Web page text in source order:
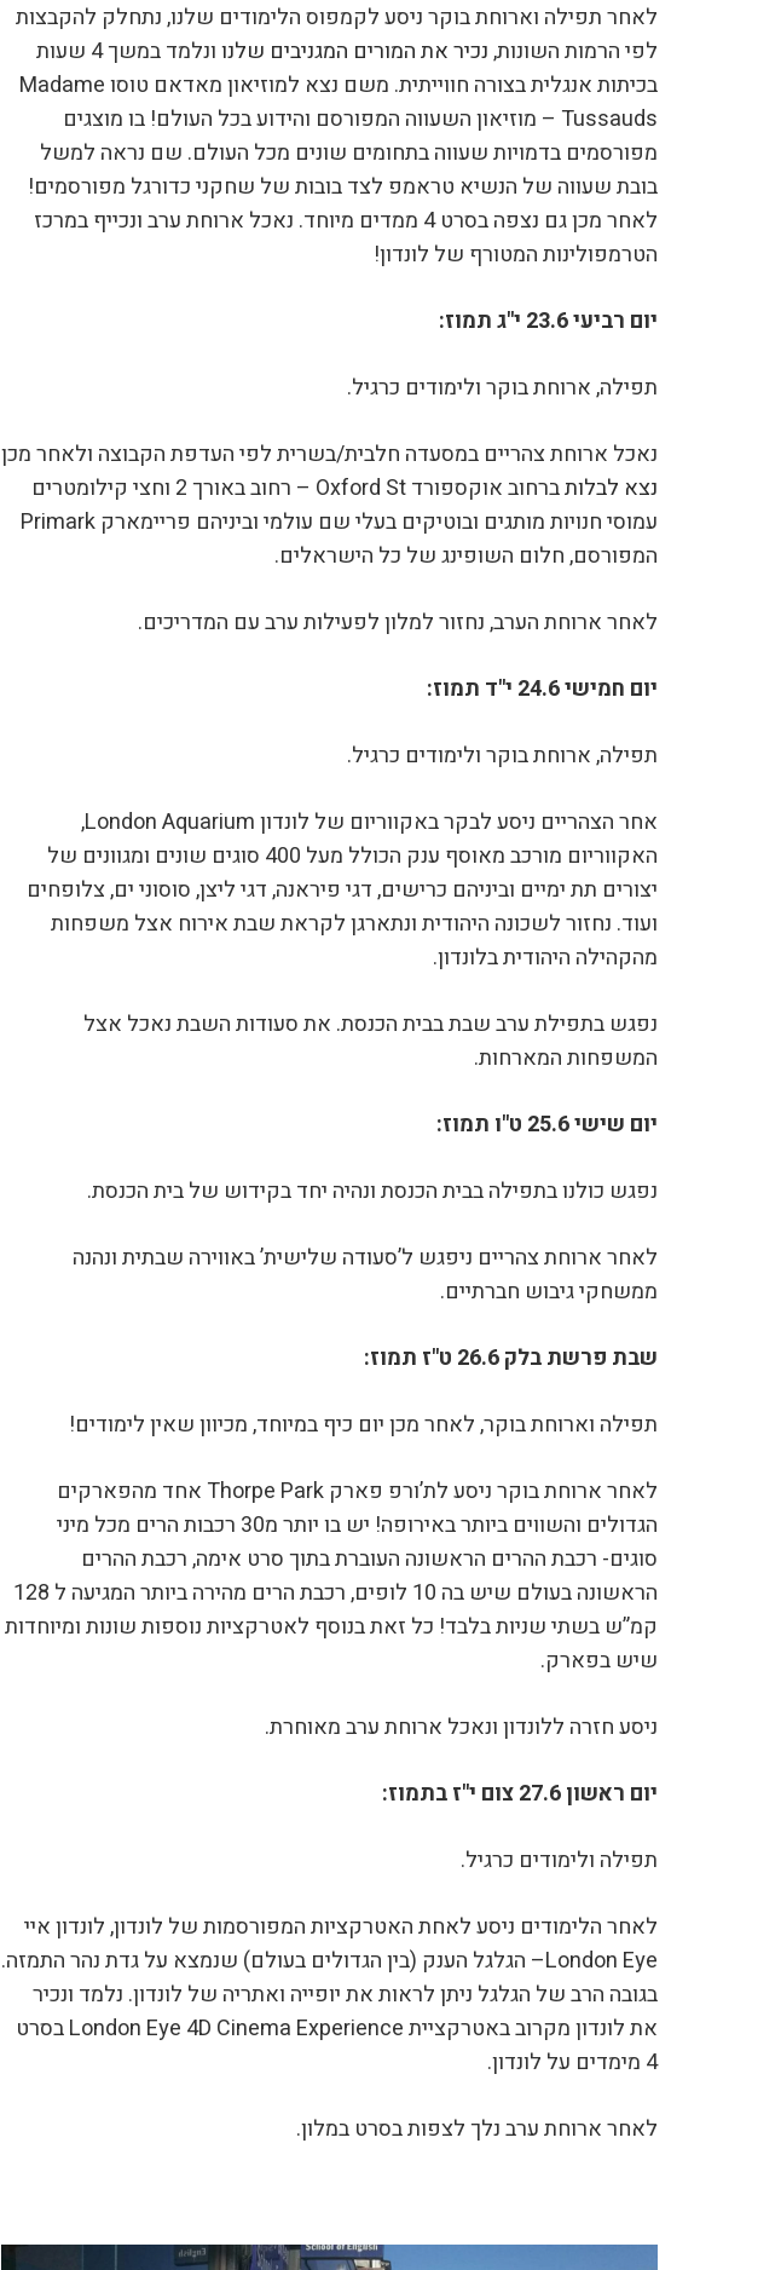
לאחר תפילה וארוחת בוקר ניסע לקמפוס הלימודים שלנו, נתחלק להקבצות
לפי הרמות השונות,נכיר את המורים המגניבים שלנו
ונלמד במשך 4 שעות
בכיתות אנגלית בצורה חווייתית. משם נצא למוזיאון מאדאם טוסו Madame
Tussauds – מוזיאון השעווה המפורסם והידוע בכל העולם! בו מוצגים
מפורסמים בדמויות שעווה בתחומים שונים מכל העולם. שם נראה למשל
בובת שעווה של הנשיא טראמפ לצד בובות של שחקני כדורגל מפורסמים!
לאחר מכן גם נצפה בסרט 4 ממדים מיוחד. נאכל ארוחת ערב ונכייף במרכז
הטרמפולינות המטורף של לונדון!
יום רביעי 23.6 י"ג תמוז:
תפילה, ארוחת בוקר ולימודים כרגיל.
נאכל ארוחת צהריים במסעדה חלבית/בשרית לפי העדפת הקבוצה ולאחר מכן
נצא לבלות
ברחוב אוקספורד Oxford St – רחוב באורך 2 וחצי קילומטרים
עמוסי חנויות מותגים ובוטיקים בעלי שם עולמי וביניהם פריימארק Primark
המפורסם, חלום השופינג של כל הישראלים.
לאחר ארוחת הערב, נחזור למלון לפעילות ערב עם המדריכים.
יום חמישי 24.6 י"ד תמוז:
תפילה, ארוחת בוקר ולימודים כרגיל.
אחר הצהריים ניסע לבקר באקווריום של לונדון London Aquarium,
האקווריום מורכב מאוסף ענק הכולל מעל 400 סוגים שונים ומגוונים של
יצורים תת ימיים וביניהם כרישים, דגי פיראנה, דגי ליצן, סוסוני ים, צלופחים
ועוד. נחזור לשכונה היהודית ונתארגן לקראת שבת אירוח אצל משפחות
מהקהילה היהודית בלונדון.
נפגש בתפילת ערב שבת בבית הכנסת. את סעודות השבת נאכל אצל
המשפחות המארחות.
יום שישי 25.6 ט"ו תמוז:
נפגש כולנו בתפילה בבית הכנסת ונהיה יחד בקידוש של בית הכנסת.
לאחר ארוחת צהריים ניפגש ל’סעודה שלישית’ באווירה שבתית ונהנה
ממשחקי גיבוש חברתיים.
שבת פרשת בלק 26.6 ט"ז תמוז:
תפילה וארוחת בוקר, לאחר מכן יום כיף במיוחד, מכיוון שאין לימודים!
לאחר ארוחת בוקר ניסע לת’ורפ פארק Thorpe Park אחד מהפארקים
הגדולים והשווים ביותר באירופה! יש בו יותר מ30 רכבות הרים מכל מיני
סוגים- רכבת ההרים הראשונה העוברת בתוך סרט אימה, רכבת ההרים
הראשונה בעולם שיש בה 10 לופים, רכבת הרים מהירה ביותר המגיעה ל 128
קמ”ש בשתי שניות בלבד! כל זאת בנוסף לאטרקציות נוספות שונות ומיוחדות
שיש בפארק.
ניסע חזרה ללונדון ונאכל ארוחת ערב מאוחרת.
יום ראשון 27.6 צום י"ז בתמוז:
תפילה ולימודים כרגיל.
לאחר הלימודים ניסע לאחת האטרקציות המפורסמות של לונדון, לונדון איי
London Eye– הגלגל הענק (בין הגדולים בעולם) שנמצא על גדת נהר התמזה.
בגובה הרב של הגלגל ניתן לראות את יופייה ואתריה של לונדון. נלמד ונכיר
את לונדון מקרוב באטרקציית London Eye 4D Cinema Experience בסרט
4 מימדים על לונדון.
לאחר ארוחת ערב נלך לצפות בסרט במלון.